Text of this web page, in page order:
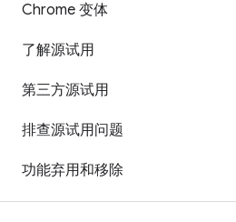
Chrome 变体
了解源试用
第三方源试用
排查源试用问题
功能弃用和移除